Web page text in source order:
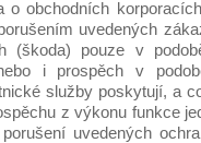
o obchodních
uvedených
(škoda) pouze v
i prospěch v
služby poskytují, a
z výkonu funkce
uvedených